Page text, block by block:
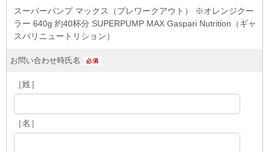
スーパーパンプ マックス（プレワークアウト） ※オレンジクー
ラー 640g 約40杯分 SUPERPUMP MAX Gaspari Nutrition（ギャ
スパリニュートリション）
お問い合わせ時氏名
［姓］
［名］